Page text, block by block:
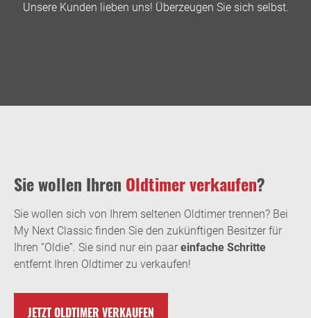
Unsere Kunden lieben uns! Überzeugen Sie sich selbst.
Sie wollen Ihren Oldtimer verkaufen?
Sie wollen sich von Ihrem seltenen Oldtimer trennen? Bei
My Next Classic finden Sie den zukünftigen Besitzer für
Ihren “Oldie”. Sie sind nur ein paar einfache Schritte
entfernt Ihren Oldtimer zu verkaufen!
JETZT OLDTIMER VERKAUFEN